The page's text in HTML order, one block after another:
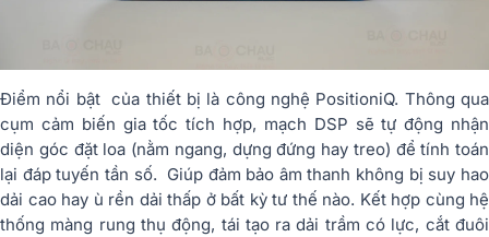
Điểm nổi bật của thiết bị là công nghệ PositioniQ. Thông qua
cụm cảm biến gia tốc tích hợp, mạch DSP sẽ tự động nhận
diện góc đặt loa (nằm ngang, dựng đứng hay treo) để tính toán
lại đáp tuyến tần số. Giúp đảm bảo âm thanh không bị suy hao
dải cao hay ù rền dải thấp ở bất kỳ tư thế nào. Kết hợp cùng hệ
thống màng rung thụ động, tái tạo ra dải trầm có lực, cắt đuôi